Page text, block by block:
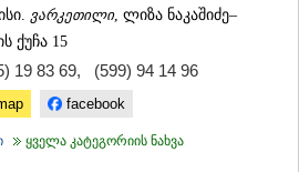
ვარკეთილი, ლიზა ნაკაშიძე–
ქუჩა 15
19 83 69, (599) 94 14 96
facebook
ყველა კატეგორიის ნახვა